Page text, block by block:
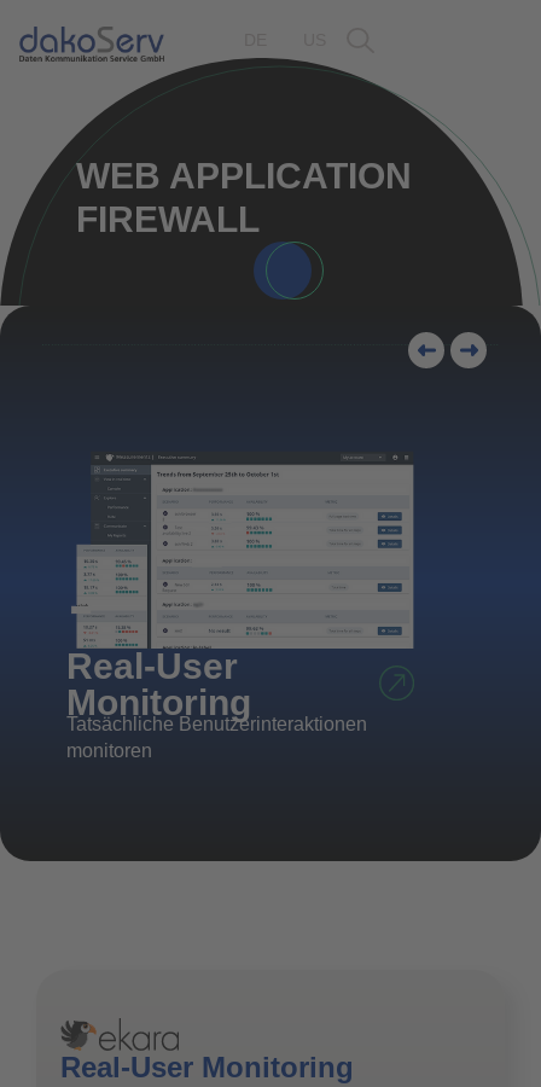
WEB APPLICATION
FIREWALL
Real-User
Monitoring
Tatsächliche Benutzerinteraktionen
monitoren
Real-User Monitoring